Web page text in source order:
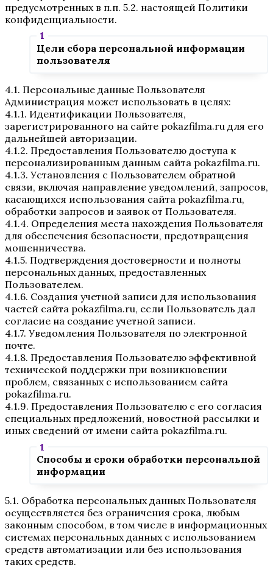
предусмотренных в п.п. 5.2. настоящей Политики
конфиденциальности.
Цели сбора персональной информации
пользователя
4.1. Персональные данные Пользователя
Администрация может использовать в целях:
4.1.1. Идентификации Пользователя,
зарегистрированного на сайте pokazfilma.ru для его
дальнейшей авторизации.
4.1.2. Предоставления Пользователю доступа к
персонализированным данным сайта pokazfilma.ru.
4.1.3. Установления с Пользователем обратной
связи, включая направление уведомлений, запросов,
касающихся использования сайта pokazfilma.ru,
обработки запросов и заявок от Пользователя.
4.1.4. Определения места нахождения Пользователя
для обеспечения безопасности, предотвращения
мошенничества.
4.1.5. Подтверждения достоверности и полноты
персональных данных, предоставленных
Пользователем.
4.1.6. Создания учетной записи для использования
частей сайта pokazfilma.ru, если Пользователь дал
согласие на создание учетной записи.
4.1.7. Уведомления Пользователя по электронной
почте.
4.1.8. Предоставления Пользователю эффективной
технической поддержки при возникновении
проблем, связанных с использованием сайта
pokazfilma.ru.
4.1.9. Предоставления Пользователю с его согласия
специальных предложений, новостной рассылки и
иных сведений от имени сайта pokazfilma.ru.
Способы и сроки обработки персональной
информации
5.1. Обработка персональных данных Пользователя
осуществляется без ограничения срока, любым
законным способом, в том числе в информационных
системах персональных данных с использованием
средств автоматизации или без использования
таких средств.